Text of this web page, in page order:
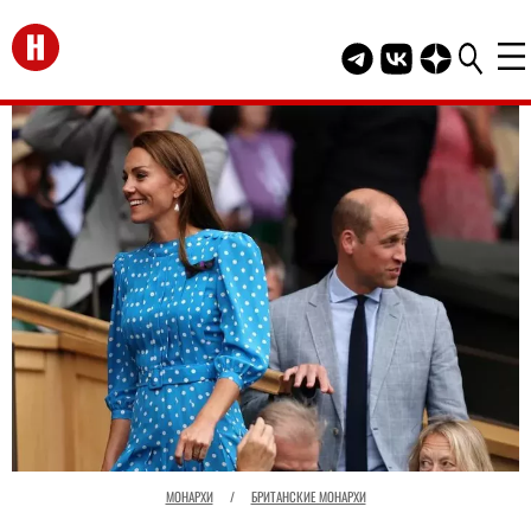
Перейти на главную
Telegram канал
Группа HELLO
Канал
МОНАРХИ / БРИТАНСКИЕ МОНАРХИ